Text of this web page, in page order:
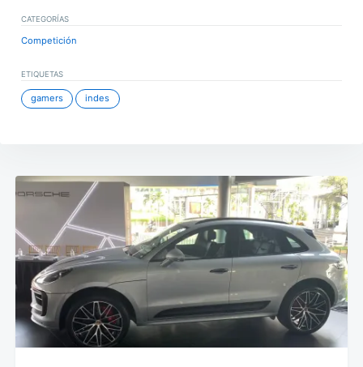
CATEGORÍAS
Competición
ETIQUETAS
gamers indes
Navegación
de
entradas